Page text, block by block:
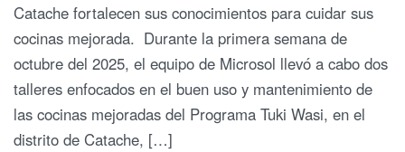
Catache fortalecen sus conocimientos para cuidar sus
cocinas mejorada. Durante la primera semana de
octubre del 2025, el equipo de Microsol llevó a cabo dos
talleres enfocados en el buen uso y mantenimiento de
las cocinas mejoradas del Programa Tuki Wasi, en el
distrito de Catache, […]